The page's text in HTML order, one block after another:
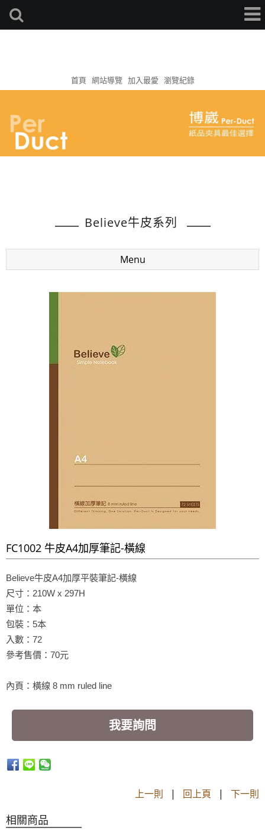
首頁 網站導覽 加入最愛 瀏覽紀錄
Believe牛皮系列
Menu
FC1002 牛皮A4加厚筆記-橫線
Believe牛皮A4加厚平裝筆記-橫線
尺寸：210W x 297H
單位：本
包裝：5本
入數：72
參考售價：70元
內頁：橫線 8 mm ruled line
我要詢問
上一則 | 回上頁 | 下一則
相關商品